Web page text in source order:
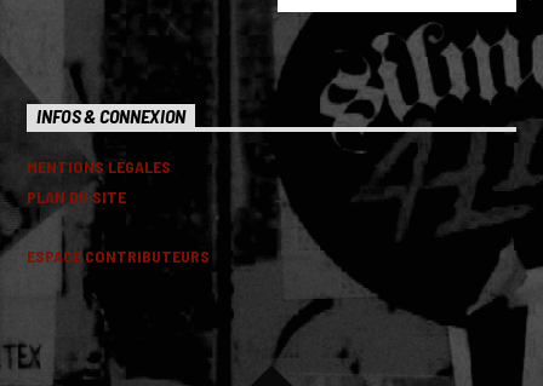
INFOS & CONNEXION
MENTIONS LEGALES
PLAN DU SITE
ESPACE CONTRIBUTEURS